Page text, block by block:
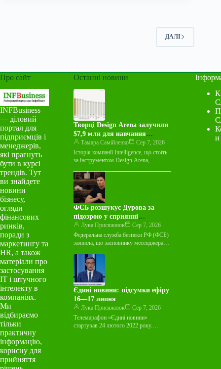
ДАЛІ
Про сайт
INFBusiness
— діловий
портал для
підприємців і
менеджерів,
які прагнуть
бути в курсі
трендів. Тут
ви знайдете
новини
бізнесу,
огляди
фінансових
ринків,
поради з
маркетингу та
HR, а також
матеріали про
застосування
ІТ і штучного
інтелекту в
компаніях.
Ми
відбираємо
тільки
практичну
інформацію,
корисну для
прийняття
Останні новини
Творці Design Arena залучили
$7,9 млн для навчання
штучного інтелекту відчувати
смак
Тамара Самійленко
Сер 7, 2026
Історія компанії Intelligence, що стоїть
за інструментом Design Arena,
випускних іспитів у 2025 році.
Засновниця…
ФСБ розшукує Дурова за
підозрою у сприянні
тероризму
Лука Присяжнюк
Сер 7, 2026
Федеральна служба безпеки РФ (ФСБ)
заявила, що засновнику месенджера
звинувачення у «сприянні тероризму»
та оголосили його…
Єдині новини: підсумки ефіру
16—17 липня
Лука Присяжнюк
Сер 7, 2026
Телемарафон «Єдині новини»
стартував 24 лютого 2022 року.
и